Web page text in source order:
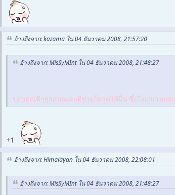
อ้างถึงจาก: kazama ใน 04 ธันวาคม 2008, 21:57:20
อ้างถึงจาก: MisSyMInt ใน 04 ธันวาคม 2008, 21:48:27
ขอบคุณพี่ๆทุกคนนะคะที่ช่วยโหวตให้มิ้น ซึ้งใจมากเลยค่ะ
+1
อ้างถึงจาก: Himalayan ใน 04 ธันวาคม 2008, 22:08:01
อ้างถึงจาก: MisSyMInt ใน 04 ธันวาคม 2008, 21:48:27